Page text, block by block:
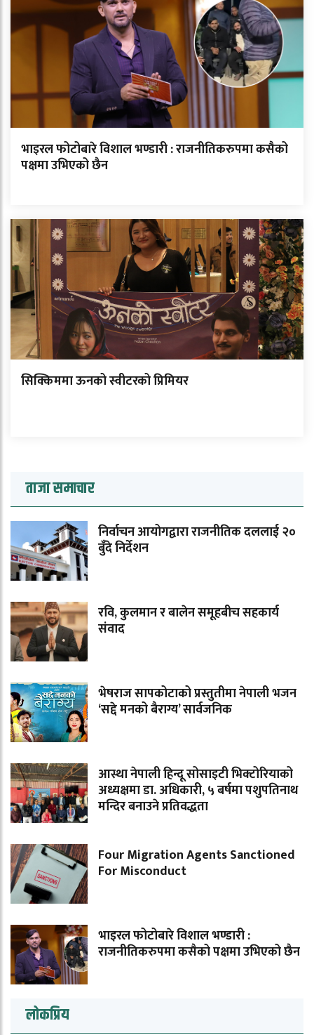
भाइरल फोटोबारे विशाल भण्डारी : राजनीतिकरुपमा कसैको
पक्षमा उभिएको छैन
सिक्किममा ऊनको स्वीटरको प्रिमियर
ताजा समाचार
निर्वाचन आयोगद्वारा राजनीतिक दललाई २०
बुँदे निर्देशन
रवि, कुलमान र बालेन समूहबीच सहकार्य
संवाद
भेषराज सापकोटाको प्रस्तुतीमा नेपाली भजन
‘सद्दे मनको बैराग्य’ सार्वजनिक
आस्था नेपाली हिन्दू सोसाइटी भिक्टोरियाको
अध्यक्षमा डा. अधिकारी, ५ बर्षमा पशुपतिनाथ
मन्दिर बनाउने प्रतिवद्धता
Four Migration Agents Sanctioned
For Misconduct
भाइरल फोटोबारे विशाल भण्डारी :
राजनीतिकरुपमा कसैको पक्षमा उभिएको छैन
लोकप्रिय